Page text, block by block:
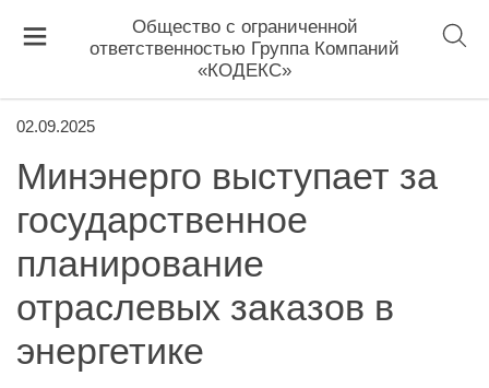
Общество с ограниченной
ответственностью Группа Компаний
«КОДЕКС»
02.09.2025
Минэнерго выступает за
государственное
планирование
отраслевых заказов в
энергетике